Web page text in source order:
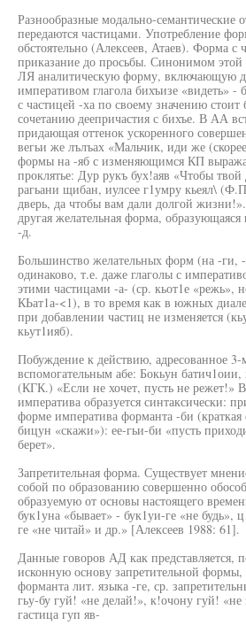
Разнообразные модально-семантические
передаются частицами. Употребление
обстоятельно (Алексеев, Атаев). Форма с
приказание до просьбы. Синонимом
ЛЯ аналитическую форму, включающую
императивом глагола бихъизе «видеть»
с частицей -ха по своему значению
сочетанию деепричастия с бихъе. В АА
придающая оттенок ускоренного
вегьи же лълъах «Мальчик, иди же
формы на -яб с изменяющимся КП
проклятье: Дур рукъ бух!аяв «Чтобы
рагьани щибан, иулсее г1умру кьеял\
дверь, да чтобы вам дали долгой
другая желательная форма,
-д.
Большинство желательных форм (на -ги,
одинаково, т.е. даже глаголы с
этими частицами -а- (ср. кьот1е «режь»,
КЬат1а-<1), в то время как в южных
при добавлении частиц не изменяется
кьут1ияб).
Побуждение к действию, адресованное 3-
вспомогательным абе: Бокьун батич1оии,
(КГК.) «Если не хочет, пусть не режет!»
императива образуется синтаксически:
форме императива форманта -би
бицун «скажи»): ее-гьи-би «пусть
берет».
Запретительная форма. Существует
собой по образованию совершенно
образуемую от основы настоящего
бук1уна «бывает» - бук1уи-ге «не будь»,
ге «не читай» и др.» [Алексеев 1988: 61].
Данные говоров АД как представляется,
исконную основу запретительной
форманта лит. языка -ге, ср.
гьу-бу гуй! «не делай!», к!очону гуй!
гастица гуп яв-